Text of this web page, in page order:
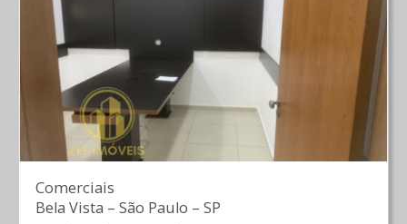
Comerciais
Bela Vista – São Paulo – SP